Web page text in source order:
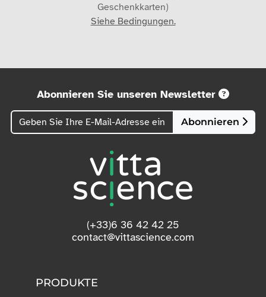
Geschenkkarten)
Siehe Bedingungen.
Abonnieren Sie unseren Newsletter
Abonnieren
(+33)6 36 42 42 25
contact@vittascience.com
PRODUKTE